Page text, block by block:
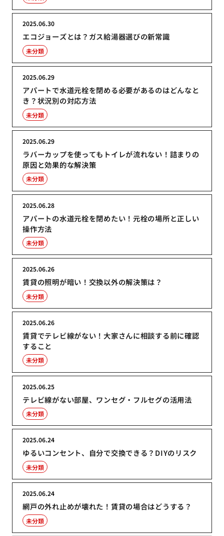
エコジョーズとは？ガス給湯器選びの新常識
2025.06.30
未分類
アパートで水道元栓を閉める必要があるのはどんなと
き？状況別の対応方法
2025.06.29
未分類
ラバーカップを使ってもトイレが流れない！詰まりの
原因と効果的な解決策
2025.06.29
未分類
アパートの水道元栓を閉めたい！元栓の場所と正しい
操作方法
2025.06.28
未分類
賃貸の照明が暗い！交換以外の解決策は？
2025.06.26
未分類
賃貸でテレビ線がない！大家さんに相談する前に確認
すること
2025.06.26
未分類
テレビ線がない部屋、ワンセグ・フルセグの活用法
2025.06.25
未分類
ゆるいコンセント、自分で交換できる？DIYのリスク
2025.06.24
未分類
網戸の外れ止めが壊れた！賃貸の場合はどうする？
2025.06.24
未分類